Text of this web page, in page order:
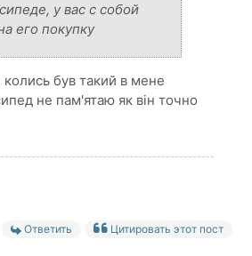
у вас с собой
его покупку
був такий в мене
не пам'ятаю як він точно
Ответить Цитировать этот пост